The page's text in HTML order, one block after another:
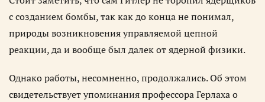
с созданием бомбы, так как до конца не понимал,
природы возникновения управляемой цепной
реакции, да и вообще был далек от ядерной физики.
Однако работы, несомненно, продолжались. Об этом
свидетельствует упоминания профессора Герлаха о